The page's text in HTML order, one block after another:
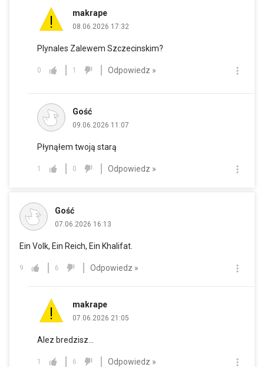
makrape
08.06.2026 17:32
Plynales Zalewem Szczecinskim?
0 1 Odpowiedz »
Gość
09.06.2026 11:07
Płynąłem twoją starą
1 0 Odpowiedz »
Gość
07.06.2026 16:13
Ein Volk, Ein Reich, Ein Khalifat.
9 6 Odpowiedz »
makrape
07.06.2026 21:05
Alez bredzisz...
1 6 Odpowiedz »